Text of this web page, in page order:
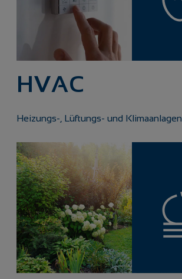
HVAC
Heizungs-, Lüftungs- und Klimaanlagen